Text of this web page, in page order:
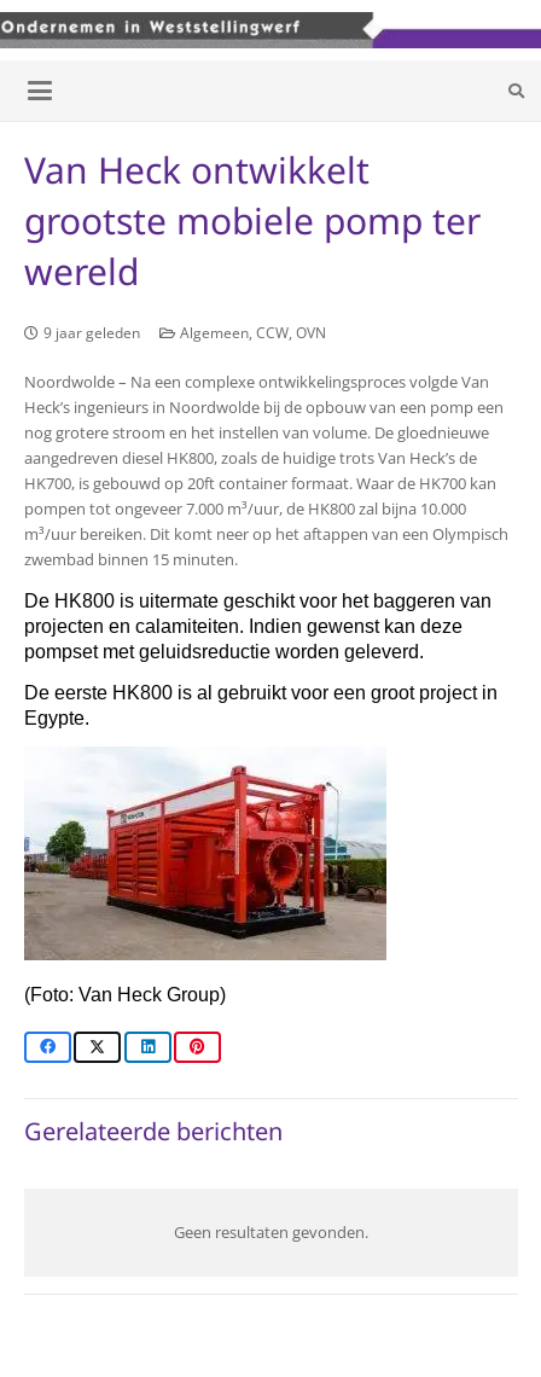
Van Heck ontwikkelt
grootste mobiele pomp ter
wereld
9 jaar geleden Algemeen ,CCW ,OVN
Noordwolde – Na een complexe ontwikkelingsproces volgde Van
Heck’s ingenieurs in Noordwolde bij de opbouw van een pomp een
nog grotere stroom en het instellen van volume. De gloednieuwe
aangedreven diesel HK800, zoals de huidige trots Van Heck’s de
HK700, is gebouwd op 20ft container formaat.Waar de HK700 kan
pompen tot ongeveer 7.000 m³/uur, de HK800 zal bijna 10.000
m³/uur bereiken. Dit komt neer op het aftappen van een Olympisch
zwembad binnen 15 minuten.
De HK800 is uitermate geschikt voor het baggeren van
projecten en calamiteiten. Indien gewenst kan deze
pompset met geluidsreductie worden geleverd.
De eerste HK800 is al gebruikt voor een groot project in
Egypte.
(Foto: Van Heck Group)
Gerelateerde berichten
Geen resultaten gevonden.